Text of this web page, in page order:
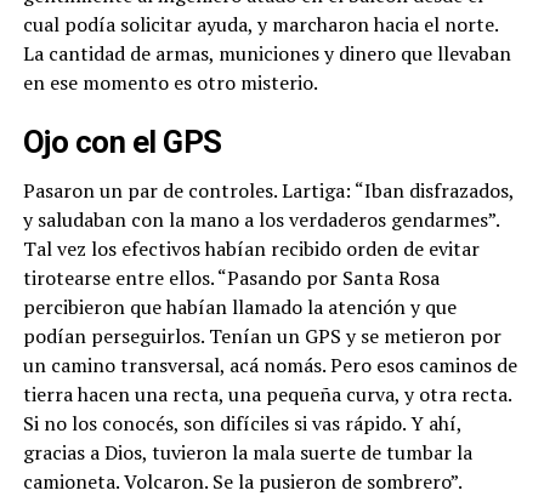
cual podía solicitar ayuda, y marcharon hacia el norte.
La cantidad de armas, municiones y dinero que llevaban
en ese momento es otro misterio.
Ojo con el GPS
Pasaron un par de controles. Lartiga: “Iban disfrazados,
y saludaban con la mano a los verdaderos gendarmes”.
Tal vez los efectivos habían recibido orden de evitar
tirotearse entre ellos. “Pasando por Santa Rosa
percibieron que habían llamado la atención y que
podían perseguirlos. Tenían un GPS y se metieron por
un camino transversal, acá nomás. Pero esos caminos de
tierra hacen una recta, una pequeña curva, y otra recta.
Si no los conocés, son difíciles si vas rápido. Y ahí,
gracias a Dios, tuvieron la mala suerte de tumbar la
camioneta. Volcaron. Se la pusieron de sombrero”.